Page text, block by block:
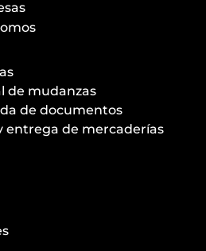
de mudanzas
de documentos
entrega de mercaderías